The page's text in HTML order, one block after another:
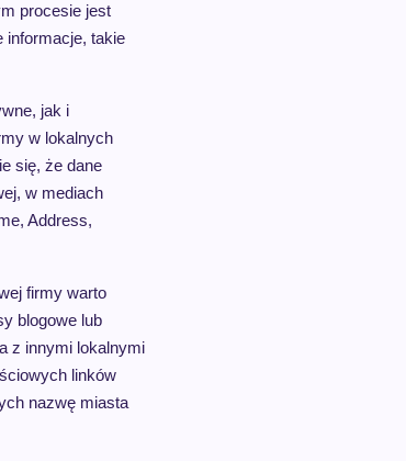
procesie jest
informacje, takie
jak i
w lokalnych
się, że dane
w mediach
Address,
firmy warto
blogowe lub
z innymi lokalnymi
linków
nazwę miasta